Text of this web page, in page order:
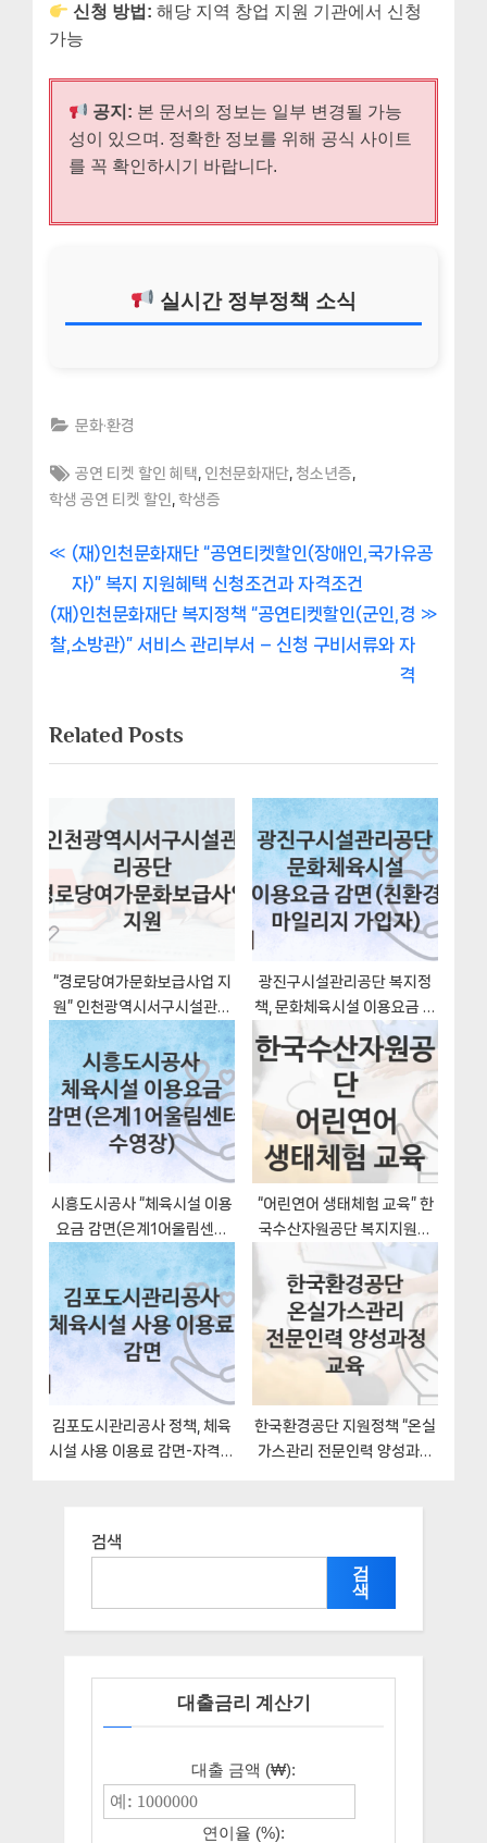
신청 방법: 해당 지역 창업 지원 기관에서 신청
가능
공지: 본 문서의 정보는 일부 변경될 가능
성이 있으며. 정확한 정보를 위해 공식 사이트
를 꼭 확인하시기 바랍니다.
실시간 정부정책 소식
문화·환경
Tags:
공연 티켓 할인 혜택 인천문화재단 청소년증
학생 공연 티켓 할인 학생증
글
내
비
이
P
r
e
v
u
s
o
s
t
(재)인천문화재단 “공연티켓할인(장애인,국가유공
자)” 복지 지원혜택 신청조건과 자격조건
N
e
P
o
t
:
(재)인천문화재단 복지정책 “공연티켓할인(군인,경
찰,소방관)” 서비스 관리부서 – 신청 구비서류와 자
격
Related Posts
“경로당여가문화보급사업 지
원” 인천광역시서구시설관리
공단 지원혜택 자격조건과 구
비서류
광진구시설관리공단 복지정
책, 문화체육시설 이용요금 감
면(친환경 마일리지 가입자)-
자격조건과 일정
시흥도시공사 “체육시설 이용
요금 감면(은계1어울림센터
수영장)” 복지 지원혜택 신청
조건과 자격조건
“어린연어 생태체험 교육” 한
국수산자원공단 복지지원혜
택 일정과 신청방법
김포도시관리공사 정책, 체육
시설 사용 이용료 감면-자격조
한국환경공단 지원정책 “온실
가스관리 전문인력 양성과정
검색
검
색
대출금리 계산기
대출 금액 (₩):
연이율 (%):